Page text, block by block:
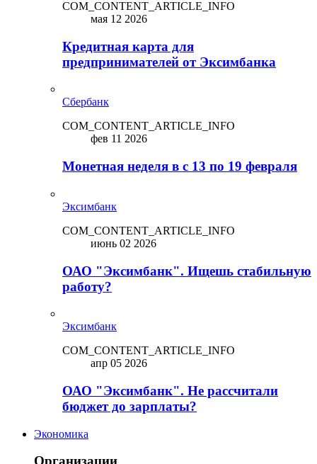
COM_CONTENT_ARTICLE_INFO
мая 12 2026
Кредитная карта для
предпринимателей от Эксимбанка
Сбербанк
COM_CONTENT_ARTICLE_INFO
фев 11 2026
Монетная неделя в с 13 по 19 февраля
Эксимбанк
COM_CONTENT_ARTICLE_INFO
июнь 02 2026
ОАО "Эксимбанк". Ищешь стабильную
работу?
Эксимбанк
COM_CONTENT_ARTICLE_INFO
апр 05 2026
ОАО "Эксимбанк". Не рассчитали
бюджет до зарплаты?
Экономика